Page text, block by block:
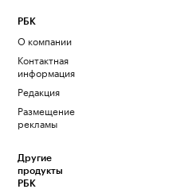
РБК
О компании
Контактная
информация
Редакция
Размещение
рекламы
Другие
продукты
РБК